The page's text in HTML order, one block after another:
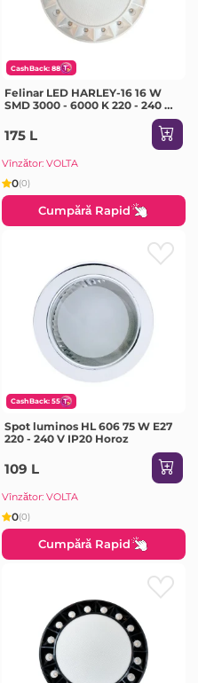
CashBack: 88
Felinar LED HARLEY-16 16 W
SMD 3000 - 6000 K 220 - 240 V
175 L
Vînzător: VOLTA
0(0)
Cumpără Rapid
CashBack: 55
Spot luminos HL 606 75 W E27
220 - 240 V IP20 Horoz
109 L
Vînzător: VOLTA
0(0)
Cumpără Rapid